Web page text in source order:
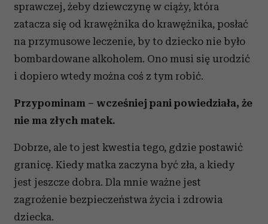
sprawczej, żeby dziewczynę w ciąży, która
zatacza się od krawężnika do krawężnika, posłać
na przymusowe leczenie, by to dziecko nie było
bombardowane alkoholem. Ono musi się urodzić
i dopiero wtedy można coś z tym robić.
Przypominam – wcześniej pani powiedziała, że
nie ma złych matek.
Dobrze, ale to jest kwestia tego, gdzie postawić
granicę. Kiedy matka zaczyna być zła, a kiedy
jest jeszcze dobra. Dla mnie ważne jest
zagrożenie bezpieczeństwa życia i zdrowia
dziecka.